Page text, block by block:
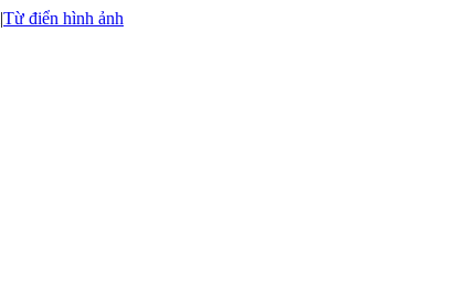
|Từ điển hình ảnh